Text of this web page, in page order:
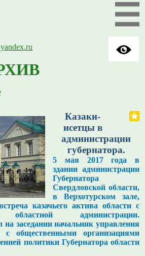
Казаки-
исетцы в
администрации
губернатора.
5 мая 2017 года в
здании администрации
Губернатора
Свердловской области,
в Верхотурском зале,
казачьего актива области с
областной администрации.
на заседании начальник управления
с общественными организациями
политики Губернатора области